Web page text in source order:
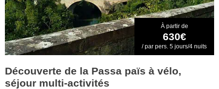
À partir de
630€
/ par pers. 5 jours/4 nuits
Découverte de la Passa païs à vélo,
séjour multi-activités